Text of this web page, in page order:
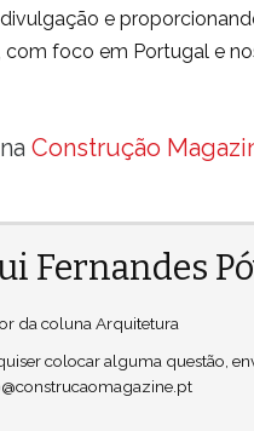
e
foco em Portugal e
Construção
Fernandes
da coluna Arquitetura
colocar alguma questão,